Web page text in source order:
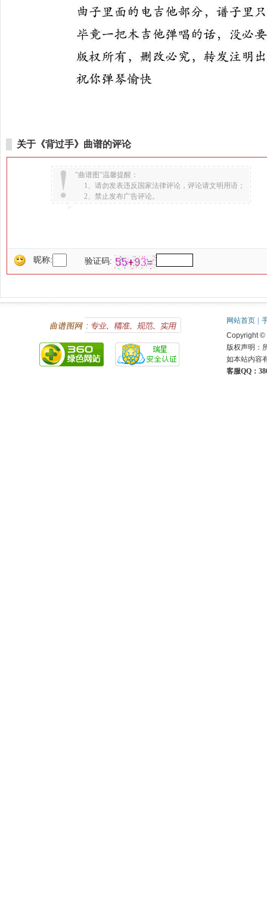
关于《背过手》曲谱的评论
"曲谱图"温馨提醒：
1、请勿发表违反国家法律评论，评论请文明用语；
2、禁止发布广告评论。
昵称: 验证码:
网站首页
Copyright ©
版权声明：
如本站内容
客服QQ：